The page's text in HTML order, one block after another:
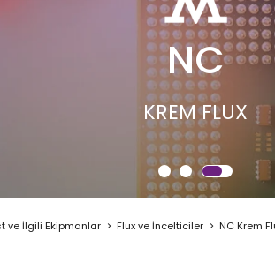
NC
KREM FLUX
ve İlgili Ekipmanlar Flux ve İncelticiler NC Krem